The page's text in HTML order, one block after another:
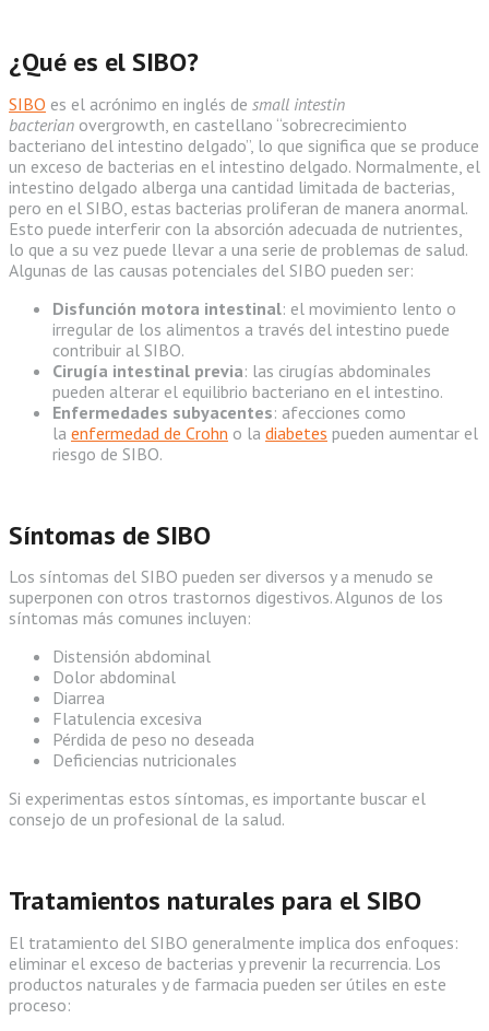
¿Qué es el SIBO?
SIBO es el acrónimo en inglés de small intestin
bacterian overgrowth, en castellano “sobrecrecimiento
bacteriano del intestino delgado”, lo que significa que se produce
un exceso de bacterias en el intestino delgado. Normalmente, el
intestino delgado alberga una cantidad limitada de bacterias,
pero en el SIBO, estas bacterias proliferan de manera anormal.
Esto puede interferir con la absorción adecuada de nutrientes,
lo que a su vez puede llevar a una serie de problemas de salud.
Algunas de las causas potenciales del SIBO pueden ser:
Disfunción motora intestinal: el movimiento lento o
irregular de los alimentos a través del intestino puede
contribuir al SIBO.
Cirugía intestinal previa: las cirugías abdominales
pueden alterar el equilibrio bacteriano en el intestino.
Enfermedades subyacentes: afecciones como
la enfermedad de Crohn o la diabetes pueden aumentar el
riesgo de SIBO.
Síntomas de SIBO
Los síntomas del SIBO pueden ser diversos y a menudo se
superponen con otros trastornos digestivos. Algunos de los
síntomas más comunes incluyen:
Distensión abdominal
Dolor abdominal
Diarrea
Flatulencia excesiva
Pérdida de peso no deseada
Deficiencias nutricionales
Si experimentas estos síntomas, es importante buscar el
consejo de un profesional de la salud.
Tratamientos naturales para el SIBO
El tratamiento del SIBO generalmente implica dos enfoques:
eliminar el exceso de bacterias y prevenir la recurrencia. Los
productos naturales y de farmacia pueden ser útiles en este
proceso: